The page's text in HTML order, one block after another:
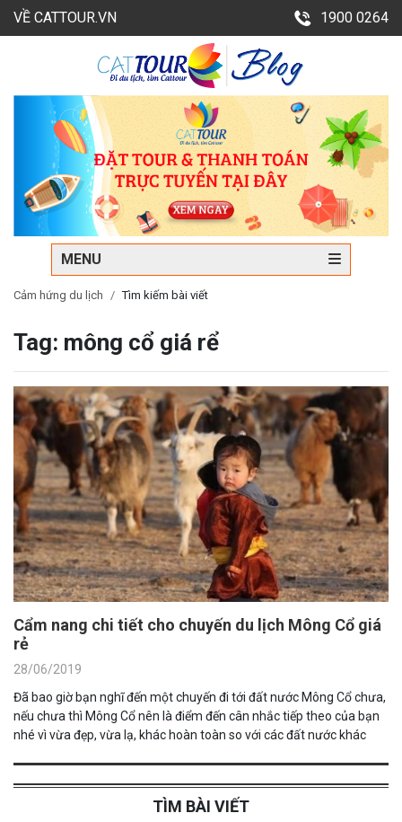
VỀ CATTOUR.VN 1900 0264
MENU
Cảm hứng du lịch Tìm kiếm bài viết
Tag: mông cổ giá rể
Cẩm nang chi tiết cho chuyến du lịch Mông Cổ giá
rẻ
28/06/2019
Đã bao giờ bạn nghĩ đến một chuyến đi tới đất nước Mông Cổ chưa,
nếu chưa thì Mông Cổ nên là điểm đến cân nhắc tiếp theo của bạn
nhé vì vừa đẹp, vừa lạ, khác hoàn toàn so với các đất nước khác
TÌM BÀI VIẾT